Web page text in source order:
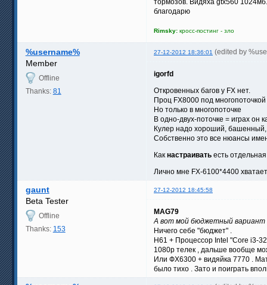
тормозов. Видяха gtx560
благодарю
Rimsky: кросс-постинг - зло
%username% 27-12-2012 18:36:01 (edited by
Member
Offline
Thanks: 81
igorfd
Откровенных багов у FX нет.
Проц FX8000 под
Но только в многопоточке
В одно-двух-поточке = играх он
Кулер надо хороший,
Собственно это все нюансы
Как настраивать есть
Лично мне FX-6100*4400
gaunt 27-12-2012 18:45:58
Beta Tester
Offline
Thanks: 153
MAG79
А вот мой бюджетный вариант
Ничего себе "бюджет" .
Н61 + Процессор Intel "Core i3-
1080р телек , дальше вообще
Или ФХ6300 + видяйка 7770 .
было тихо . Зато и поиграть